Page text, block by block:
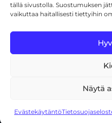
tällä sivustolla. Suostumuksen
vaikuttaa haitallisesti tiettyihin
Näytä
Evästekäytäntö
Usein kysytyt kysymykset
+358 44 270 3795
asiakaspalvelu@toolcat.fi
Käyttöehdot